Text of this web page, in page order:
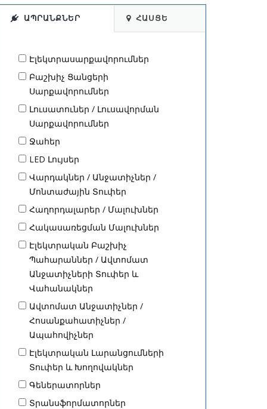
ԱՊՐԱՆՔՆԵՐ ՀԱՍՑԵ
Էլեկտրասարքավորումներ
Բաշխիչ Ցանցերի
Սարքավորումներ
Լուսատուներ / Լուսավորման
Սարքավորումներ
Ջահեր
LED Լույսեր
Վարդակներ / Անջատիչներ /
Մոնտաժային Տուփեր
Հաղորդալարեր / Մալուխներ
Հակասառեցման Մալուխներ
Էլեկտրական Բաշխիչ
Պահարաններ / Ավտոմատ
Անջատիչների Տուփեր և
Վահանակներ
Ավտոմատ Անջատիչներ /
Հոսանքահատիչներ /
Ապահովիչներ
Էլեկտրական Լարանցումների
Տուփեր և Խողովակներ
Գեներատորներ
Տրանսֆորմատորներ